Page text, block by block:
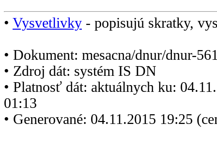
• Vysvetlivky - popisujú skratky,
• Dokument: mesacna/dnur/dnur-
• Zdroj dát: systém IS DN
• Platnosť dát: aktuálnych ku:
01:13
• Generované: 04.11.2015 19:25